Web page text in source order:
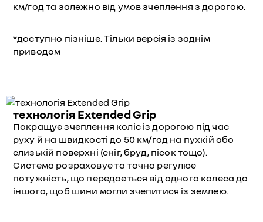
км/год та залежно від умов зчеплення з дорогою.
*доступно пізніше. Тільки версія із заднім
приводом
технологія Extended Grip
Покращує зчеплення коліс із дорогою під час
руху й на швидкості до 50 км/год на пухкій або
слизькій поверхні (сніг, бруд, пісок тощо).
Система розраховує та точно регулює
потужність, що передається від одного колеса до
іншого, щоб шини могли зчепитися із землею.